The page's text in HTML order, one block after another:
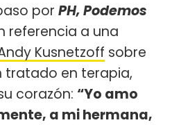
por PH, Podemos
referencia a una
Kusnetzoff sobre
tratado en terapia,
corazón: “Yo amo
a mi hermana,